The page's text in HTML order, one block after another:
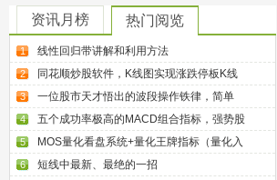
资讯月榜 热门阅览
1 线性回归带讲解和利用方法
2 同花顺炒股软件，K线图实现涨跌停板K线
3 一位股市天才悟出的波段操作铁律，简单
4 五个成功率极高的MACD组合指标，强势股
5 MOS量化看盘系统+量化王牌指标（量化入
6 短线中最新、最绝的一招